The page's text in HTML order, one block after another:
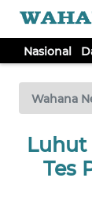
Nasional
Wahana
Luhut
Tes
TV
Tutup
NASIONAL